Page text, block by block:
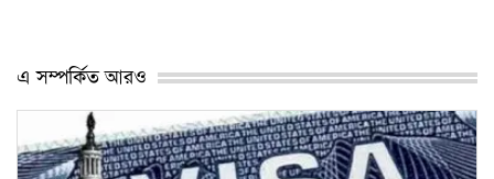
এ সম্পর্কিত আরও